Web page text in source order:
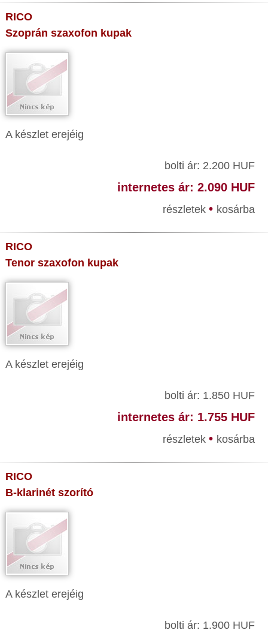
RICO
Szoprán szaxofon kupak
A készlet erejéig
bolti ár: 2.200 HUF
internetes ár: 2.090 HUF
részletek • kosárba
RICO
Tenor szaxofon kupak
A készlet erejéig
bolti ár: 1.850 HUF
internetes ár: 1.755 HUF
részletek • kosárba
RICO
B-klarinét szorító
A készlet erejéig
bolti ár: 1.900 HUF